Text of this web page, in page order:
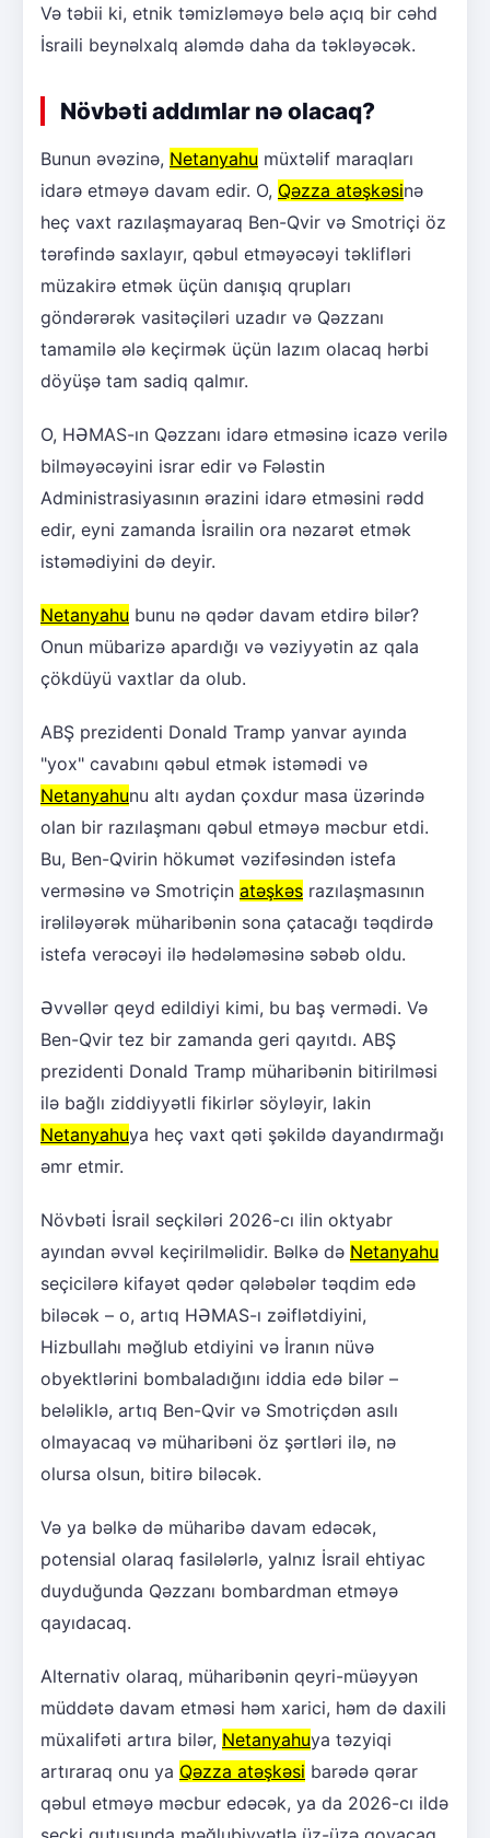
Və təbii ki, etnik təmizləməyə belə açıq bir cəhd
İsraili beynəlxalq aləmdə daha da təkləyəcək.
Növbəti addımlar nə olacaq?
Bunun əvəzinə, Netanyahu müxtəlif maraqları
idarə etməyə davam edir. O, Qəzza atəşkəsinə
heç vaxt razılaşmayaraq Ben-Qvir və Smotriçi öz
tərəfində saxlayır, qəbul etməyəcəyi təklifləri
müzakirə etmək üçün danışıq qrupları
göndərərək vasitəçiləri uzadır və Qəzzanı
tamamilə ələ keçirmək üçün lazım olacaq hərbi
döyüşə tam sadiq qalmır.
O, HƏMAS-ın Qəzzanı idarə etməsinə icazə verilə
bilməyəcəyini israr edir və Fələstin
Administrasiyasının ərazini idarə etməsini rədd
edir, eyni zamanda İsrailin ora nəzarət etmək
istəmədiyini də deyir.
Netanyahu bunu nə qədər davam etdirə bilər?
Onun mübarizə apardığı və vəziyyətin az qala
çökdüyü vaxtlar da olub.
ABŞ prezidenti Donald Tramp yanvar ayında
"yox" cavabını qəbul etmək istəmədi və
Netanyahunu altı aydan çoxdur masa üzərində
olan bir razılaşmanı qəbul etməyə məcbur etdi.
Bu, Ben-Qvirin hökumət vəzifəsindən istefa
verməsinə və Smotriçin atəşkəs razılaşmasının
irəliləyərək müharibənin sona çatacağı təqdirdə
istefa verəcəyi ilə hədələməsinə səbəb oldu.
Əvvəllər qeyd edildiyi kimi, bu baş vermədi. Və
Ben-Qvir tez bir zamanda geri qayıtdı. ABŞ
prezidenti Donald Tramp müharibənin bitirilməsi
ilə bağlı ziddiyyətli fikirlər söyləyir, lakin
Netanyahuya heç vaxt qəti şəkildə dayandırmağı
əmr etmir.
Növbəti İsrail seçkiləri 2026-cı ilin oktyabr
ayından əvvəl keçirilməlidir. Bəlkə də Netanyahu
seçicilərə kifayət qədər qələbələr təqdim edə
biləcək – o, artıq HƏMAS-ı zəiflətdiyini,
Hizbullahı məğlub etdiyini və İranın nüvə
obyektlərini bombaladığını iddia edə bilər –
beləliklə, artıq Ben-Qvir və Smotriçdən asılı
olmayacaq və müharibəni öz şərtləri ilə, nə
olursa olsun, bitirə biləcək.
Və ya bəlkə də müharibə davam edəcək,
potensial olaraq fasilələrlə, yalnız İsrail ehtiyac
duyduğunda Qəzzanı bombardman etməyə
qayıdacaq.
Alternativ olaraq, müharibənin qeyri-müəyyən
müddətə davam etməsi həm xarici, həm də daxili
müxalifəti artıra bilər, Netanyahuya təzyiqi
artıraraq onu ya Qəzza atəşkəsi barədə qərar
qəbul etməyə məcbur edəcək, ya da 2026-cı ildə